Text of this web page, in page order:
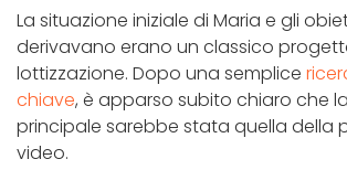
La situazione iniziale di Maria e gli
derivavano erano un classico
lottizzazione. Dopo una semplice
chiave, è apparso subito chiaro che
principale sarebbe stata quella della
video.